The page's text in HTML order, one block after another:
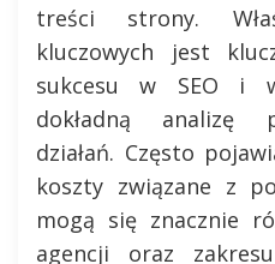
treści strony.
kluczowych jest
sukcesu w SEO i
dokładną analizę
działań. Często
koszty związane z
mogą się znacznie
agencji oraz